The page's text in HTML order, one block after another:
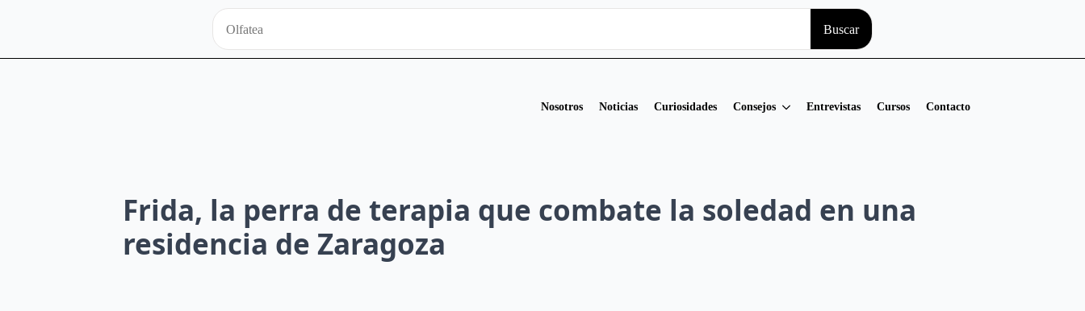
Buscar
Search
for:
Nosotros Noticias Curiosidades Consejos Entrevistas Cursos Contacto
Frida, la perra de terapia que combate la soledad en una
residencia de Zaragoza